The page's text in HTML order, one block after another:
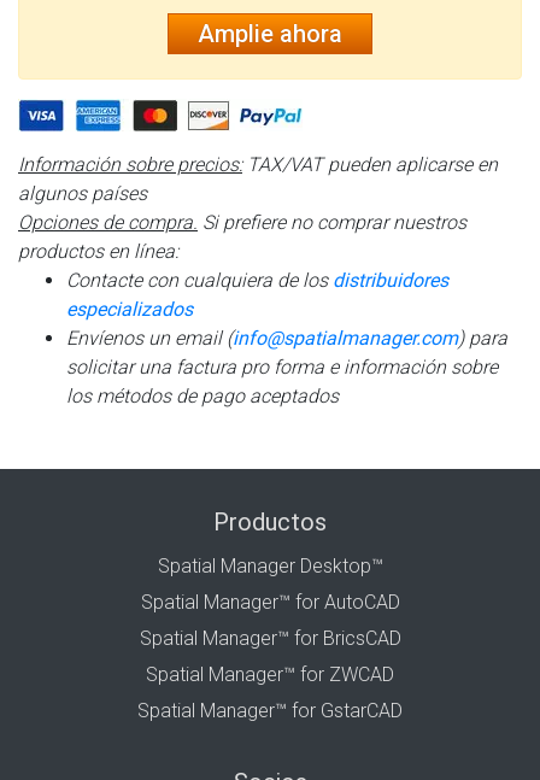
Amplie ahora
Información sobre precios:TAX/VAT pueden aplicarse en
algunos países
Opciones de compra. Si prefiere no comprar nuestros
productos en línea:
Contacte con cualquiera de los distribuidores
especializados
Envíenos un email (info@spatialmanager.com) para
solicitar una factura pro forma e información sobre
los métodos de pago aceptados
Productos
Spatial Manager Desktop™
Spatial Manager™ for AutoCAD
Spatial Manager™ for BricsCAD
Spatial Manager™ for ZWCAD
Spatial Manager™ for GstarCAD